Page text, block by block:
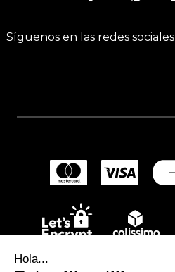
Hola...
Síguenos en las redes sociales